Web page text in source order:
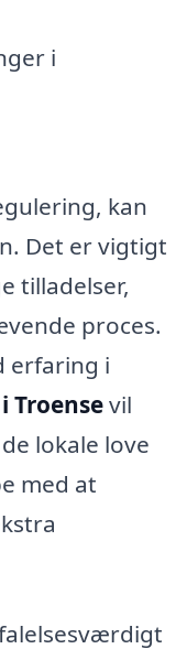
i
kan
Det er vigtigt
tilladelser,
proces.
erfaring i
Troensevil
lokale love
med at